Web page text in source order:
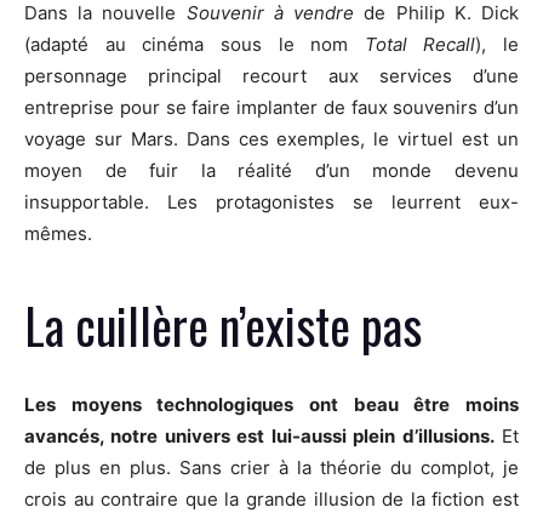
Dans la nouvelle Souvenir à vendrede Philip K. Dick
(adapté au cinéma sous le nom Total Recall), le
personnage principal recourt aux services d’une
entreprise pour se faire implanter de faux souvenirs d’un
voyage sur Mars. Dans ces exemples, le virtuel est un
moyen de fuir la réalité d’un monde devenu
insupportable. Les protagonistes se leurrent eux-
mêmes.
La cuillère n’existe pas
Les moyens technologiques ont beau être moins
avancés, notre univers est lui-aussi plein d’illusions.Et
de plus en plus. Sans crier à la théorie du complot, je
crois au contraire que la grande illusion de la fiction est